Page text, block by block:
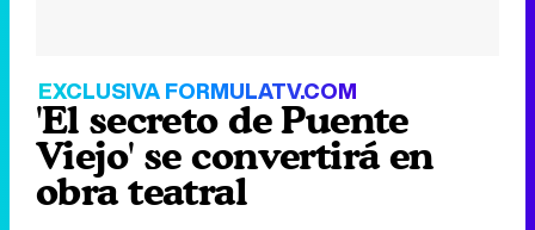
EXCLUSIVA FORMULATV.COM
'El secreto de Puente
Viejo' se convertirá en
obra teatral